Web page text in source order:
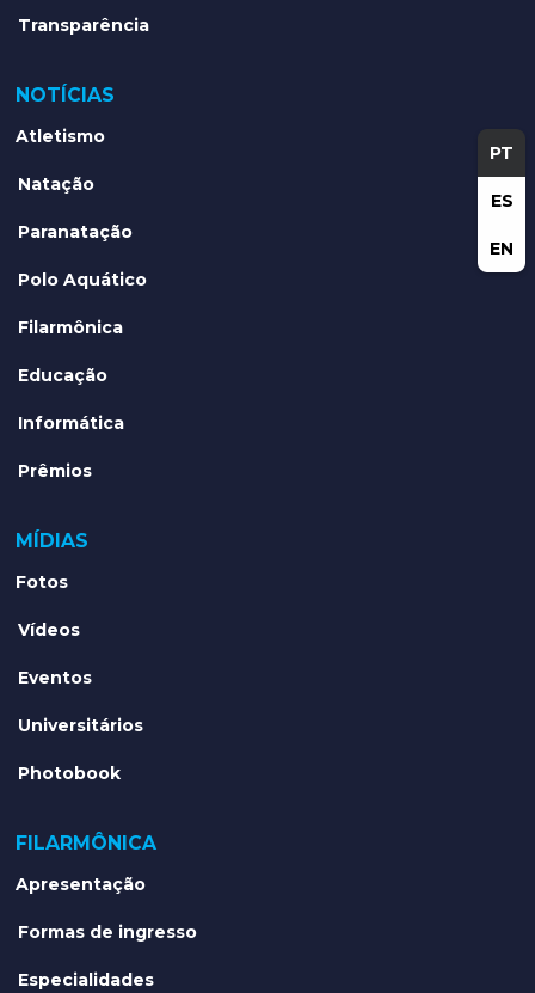
PT
ES
EN
Transparência
NOTÍCIAS
Atletismo
Natação
Paranatação
Polo Aquático
Filarmônica
Educação
Informática
Prêmios
MÍDIAS
Fotos
Vídeos
Eventos
Universitários
Photobook
FILARMÔNICA
Apresentação
Formas de ingresso
Especialidades